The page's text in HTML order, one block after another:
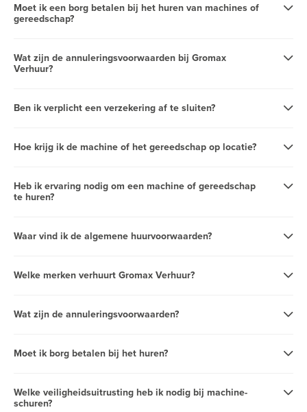
Moet ik een borg betalen bij het huren van machines of
gereedschap?
Wat zijn de annuleringsvoorwaarden bij Gromax
Verhuur?
Ben ik verplicht een verzekering af te sluiten?
Hoe krijg ik de machine of het gereedschap op locatie?
Heb ik ervaring nodig om een machine of gereedschap
te huren?
Waar vind ik de algemene huurvoorwaarden?
Welke merken verhuurt Gromax Verhuur?
Wat zijn de annuleringsvoorwaarden?
Moet ik borg betalen bij het huren?
Welke veiligheidsuitrusting heb ik nodig bij machine-
schuren?